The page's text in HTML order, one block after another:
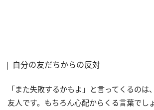
自分の友だちからの反対
「また失敗するかもよ」と言ってくるのは
友人です。もちろん心配からくる言葉でし